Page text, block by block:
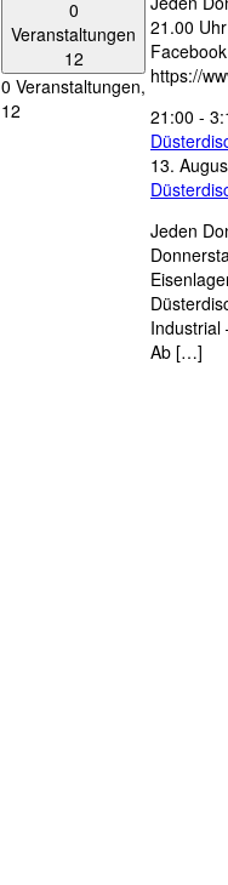
0
Veranstaltungen
12
0 Veranstaltungen,
12
21.00
https://
21:00 -
13.
Jeden
Industrial
Ab […]